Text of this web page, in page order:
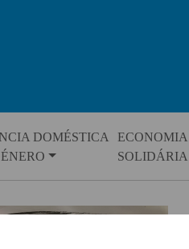
DOMÉSTICA
ECONOMIA
SOLIDÁRIA